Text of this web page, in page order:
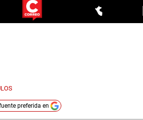
preferida en